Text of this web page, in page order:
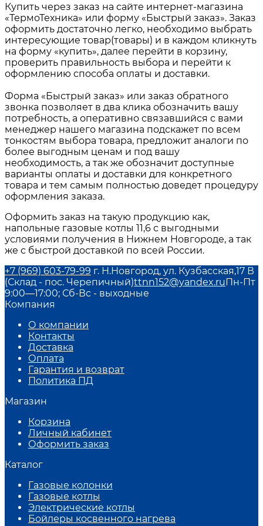
Купить через заказ на сайте интернет-магазина
«ТермоТехника» или форму «Быстрый заказ». Заказ
оформить достаточно легко, необходимо выбрать
интересующие товар(товары) и в каждом кликнуть
на форму «купить», далее перейти в корзину,
проверить правильность выбора и перейти к
оформлению способа оплаты и доставки.
Форма «Быстрый заказ» или заказ обратного
звонка позволяет в два клика обозначить вашу
потребность, а оперативно связавшийся с вами
менеджер нашего магазина подскажет по всем
тонкостям выбора товара, предложит аналоги по
более выгодным ценам и под вашу
необходимость, а так же обозначит доступные
варианты оплаты и доставки для конкретного
товара и тем самым полностью доведет процедуру
оформления заказа.
Оформить заказ на такую продукцию как,
напольные газовые котлы 11,6 с выгодными
условиями получения в Нижнем Новгороде, а так
же с быстрой доставкой по всей России.
+7 (969) 603-79-99 г. Н.Новгород, ул. Кузбасская,17 В
(Склад - пос. Черепичный)ttnn152@yandex.ruПн-Пт
9:00—17:00; Сб-Вс - выходные
Компания
О компании
Контакты
Доставка
Оплата
Гарантия и возврат
Политика ПД
Магазин
Корзина
Личный кабинет
Оформить заказ
Каталог
Газовые колонки
Газовые котлы
Электрические котлы
Бойлеры косвенного нагрева